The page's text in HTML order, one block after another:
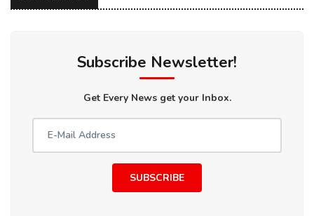
Subscribe Newsletter!
Get Every News get your Inbox.
SUBSCRIBE